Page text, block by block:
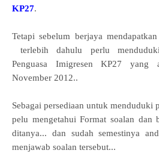
KP27.
Tetapi sebelum berjaya
terlebih dahulu perlu
Penguasa Imigresen KP27
November 2012..
Sebagai persediaan untuk menduduki
pelu mengetahui Format soalan dan
ditanya... dan sudah semestinya
menjawab soalan tersebut...